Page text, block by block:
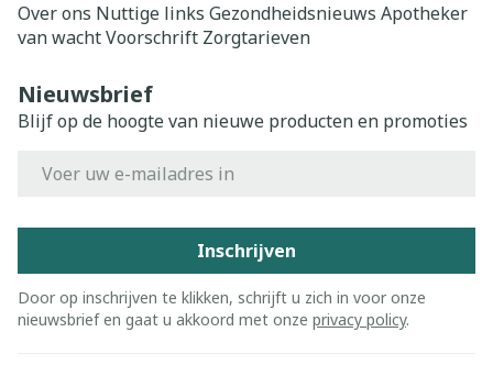
Over ons Nuttige links Gezondheidsnieuws Apotheker
van wachtVoorschrift Zorgtarieven
Nieuwsbrief
Blijf op de hoogte van nieuwe producten en promoties
Inschrijven
Door op inschrijven te klikken, schrijft u zich in voor onze
nieuwsbrief en gaat u akkoord met onze privacy policy.